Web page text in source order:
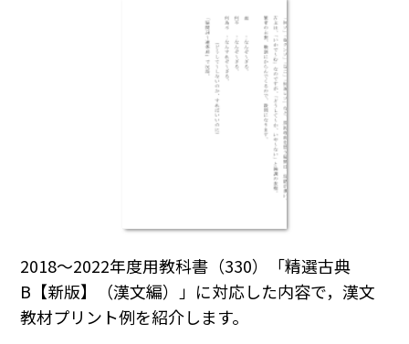
2018～2022年度用教科書（330）「精選古典
B【新版】（漢文編）」に対応した内容で，漢文
教材プリント例を紹介します。